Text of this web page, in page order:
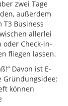
zwei Tage
außerdem
Business
allerlei
Check-in-
fliegen lassen.
Davon ist E-
Gründungsidee:
können